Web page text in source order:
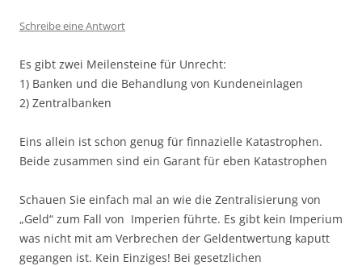
Schreibe eine Antwort
Es gibt zwei Meilensteine für Unrecht:
1) Banken und die Behandlung von Kundeneinlagen
2) Zentralbanken
Eins allein ist schon genug für finnazielle Katastrophen.
Beide zusammen sind ein Garant für eben Katastrophen
Schauen Sie einfach mal an wie die Zentralisierung von
„Geld“ zum Fall von Imperien führte. Es gibt kein Imperium
was nicht mit am Verbrechen der Geldentwertung kaputt
gegangen ist. Kein Einziges! Bei gesetzlichen